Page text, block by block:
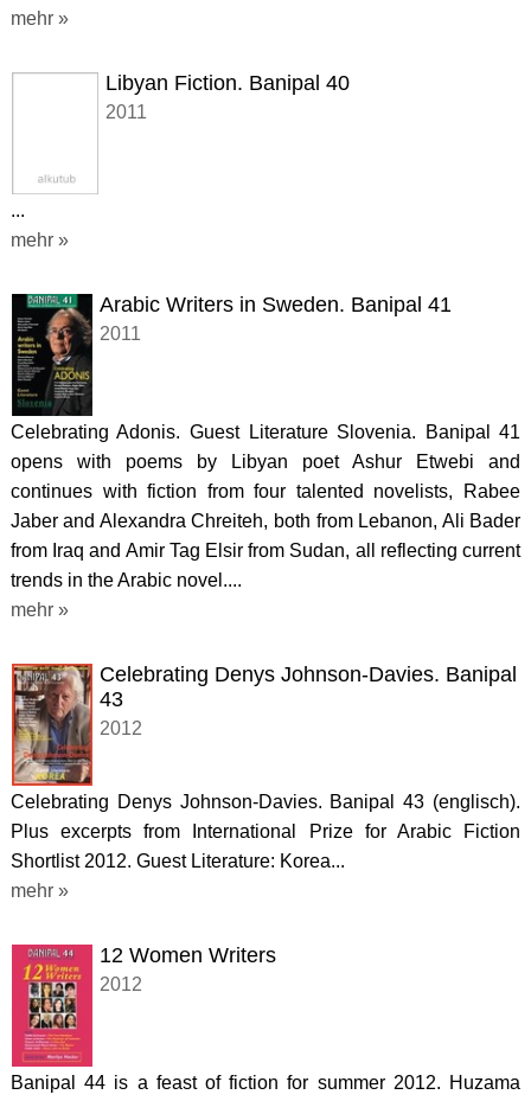
mehr »
Libyan Fiction. Banipal 40
2011
...
mehr »
Arabic Writers in Sweden. Banipal 41
2011
Celebrating Adonis. Guest Literature Slovenia. Banipal 41
opens with poems by Libyan poet Ashur Etwebi and
continues with fiction from four talented novelists, Rabee
Jaber and Alexandra Chreiteh, both from Lebanon, Ali Bader
from Iraq and Amir Tag Elsir from Sudan, all reflecting current
trends in the Arabic novel....
mehr »
Celebrating Denys Johnson-Davies. Banipal
43
2012
Celebrating Denys Johnson-Davies. Banipal 43 (englisch).
Plus excerpts from International Prize for Arabic Fiction
Shortlist 2012. Guest Literature: Korea...
mehr »
12 Women Writers
2012
Banipal 44 is a feast of fiction for summer 2012. Huzama